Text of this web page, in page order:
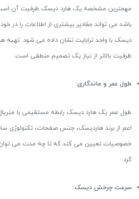
مهمترین مشخصه یک هارد دیسک ظرفیت آن
باشد می تواند مقادیر بیشتری از اطلاعات را در
دیسک با واحد ترابایت نشان داده می شود. تهیه
ظرفیت بالاتر از نیاز یک تصمیم منطقی است.
طول عمر و ماندگاری:
طول عمر یک هارد دیسک رابطه مستقیمی با
اعم از برند هاردیسک، جنس صفحات، تکنولوژی
خصوصیات تعیین می کند که تا چه مدت می توان
کرد.
سرعت چرخش دیسک: